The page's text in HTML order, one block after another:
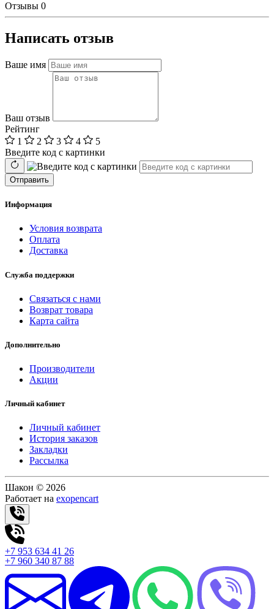
Отзывы 0
Написать отзыв
Ваше имя
Ваш отзыв
Рейтинг
1
2 3 4
5
Введите код с картинки
Отправить
Информация
Условия возврата
Оплата
Доставка
Служба поддержки
Связаться с нами
Возврат товара
Карта сайта
Дополнительно
Производители
Акции
Личный кабинет
Личный кабинет
История заказов
Закладки
Рассылка
Шакон © 2026
Работает на exopencart
+7 953 634 41 26
+7 960 340 87 88